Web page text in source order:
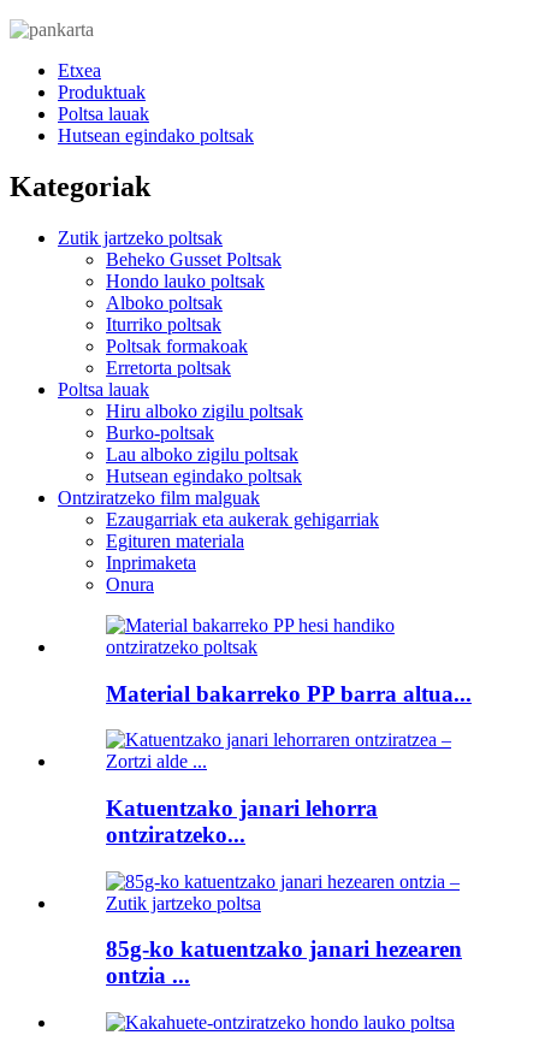
Etxea
Produktuak
Poltsa lauak
Hutsean egindako poltsak
Kategoriak
Zutik jartzeko poltsak
Beheko Gusset Poltsak
Hondo lauko poltsak
Alboko poltsak
Iturriko poltsak
Poltsak formakoak
Erretorta poltsak
Poltsa lauak
Hiru alboko zigilu poltsak
Burko-poltsak
Lau alboko zigilu poltsak
Hutsean egindako poltsak
Ontziratzeko film malguak
Ezaugarriak eta aukerak gehigarriak
Egituren materiala
Inprimaketa
Onura
Material bakarreko PP barra altua...
Katuentzako janari lehorra
ontziratzeko...
85g-ko katuentzako janari hezearen
ontzia ...